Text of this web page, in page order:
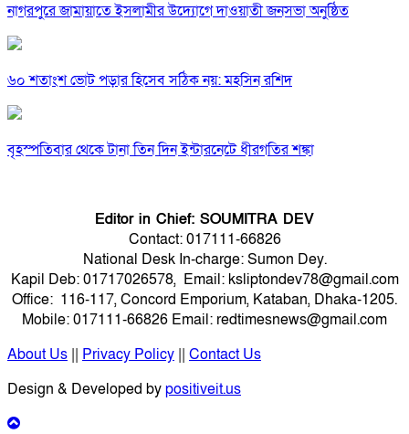
নাগরপুরে জামায়াতে ইসলামীর উদ্যোগে দাওয়াতী জনসভা অনুষ্ঠিত
৬০ শতাংশ ভোট পড়ার হিসেব সঠিক নয়: মহসিন রশিদ
বৃহস্পতিবার থেকে টানা তিন দিন ইন্টারনেটে ধীরগতির শঙ্কা
Editor in Chief: SOUMITRA DEV
Contact: 017111-66826
National Desk In-charge: Sumon Dey.
Kapil Deb: 01717026578, Email: ksliptondev78@gmail.com
Office: 116-117, Concord Emporium, Kataban, Dhaka-1205.
Mobile: 017111-66826 Email: redtimesnews@gmail.com
About Us || Privacy Policy || Contact Us
Design & Developed bypositiveit.us